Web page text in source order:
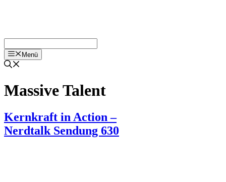
Menü
Massive Talent
Kernkraft in Action –
Nerdtalk Sendung 630